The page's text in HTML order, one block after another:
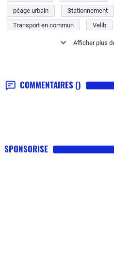
péage urbain
Stationnement
Transport en commun
Velib
COMMENTAIRES ()
SPONSORISE